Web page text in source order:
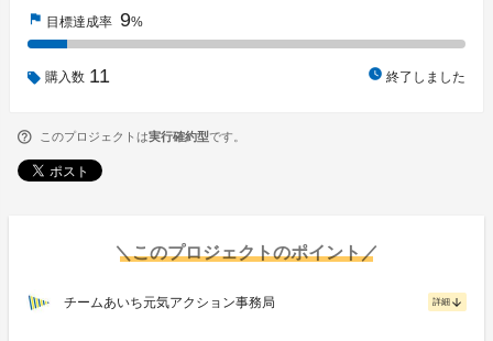
flag 目標達成率 9%
購入数 11 watch_later 終了しました
このプロジェクトは実行確約型です。
＼このプロジェクトのポイント／
チームあいち元気アクション事務局 詳細 arrow_downward